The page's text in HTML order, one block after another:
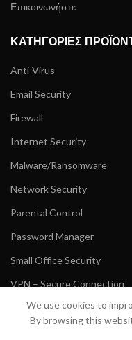
Επικοινωνήστε
ΚΑΤΗΓΟΡΊΕΣ
Anti-Virus
Email Security
Firewall
Internet Security
Malware/Ransomware
Network Security
Parental Control
Password Manager
Small Office Security
VPN – Secure Connection
ΕΠΙΧΕΙΡΗΜΑΤΙΚΑ
We use cookies to
By browsing this